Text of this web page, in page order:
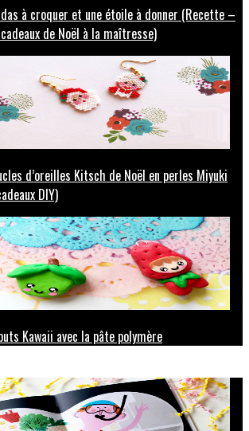
à croquer et une étoile à donner (Recette –
de Noël à la maîtresse)
d’oreilles Kitsch de Noël en perles Miyuki
DIY)
Kawaii avec la pâte polymère